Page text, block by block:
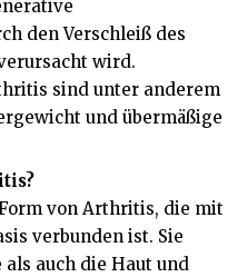
den Verschleiß des
wird.
sind unter anderem
und übermäßige
von Arthritis, die mit
verbunden ist. Sie
auch die Haut und